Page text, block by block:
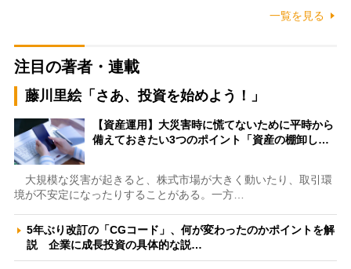
一覧を見る
注目の著者・連載
藤川里絵「さあ、投資を始めよう！」
【資産運用】大災害時に慌てないために平時から
備えておきたい3つのポイント「資産の棚卸し…
大規模な災害が起きると、株式市場が大きく動いたり、取引環
境が不安定になったりすることがある。一方…
5年ぶり改訂の「CGコード」、何が変わったのかポイントを解
説 企業に成長投資の具体的な説…